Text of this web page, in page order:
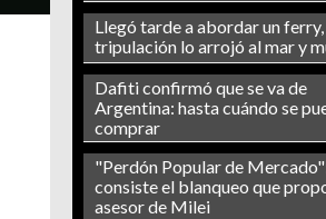
Llegó tarde a abordar un ferry,
tripulación lo arrojó al mar y
Dafiti confirmó que se va de
Argentina: hasta cuándo se
comprar
"Perdón Popular de
consiste el blanqueo que
asesor de Milei